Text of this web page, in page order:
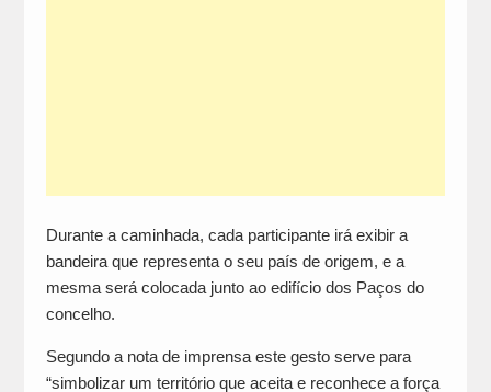
Durante a caminhada, cada participante irá exibir a
bandeira que representa o seu país de origem, e a
mesma será colocada junto ao edifício dos Paços do
concelho.
Segundo a nota de imprensa este gesto serve para
“simbolizar um território que aceita e reconhece a força